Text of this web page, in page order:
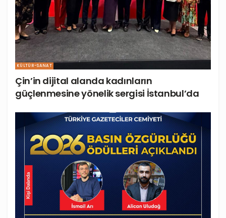
KÜLTÜR-SANAT
Çin’in dijital alanda kadınların
güçlenmesine yönelik sergisi İstanbul’da